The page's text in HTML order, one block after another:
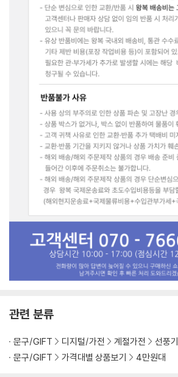
관련 분류
문구/GIFT 디지털/가전 계절가전
선풍기
문구/GIFT
가격대별 상품보기 4만원대